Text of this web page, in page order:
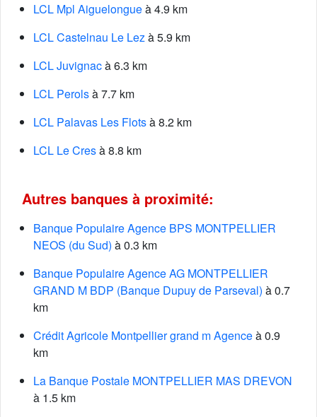
LCL Mpl Aiguelongueà 4.9 km
LCL Castelnau Le Lezà 5.9 km
LCL Juvignacà 6.3 km
LCL Perolsà 7.7 km
LCL Palavas Les Flotsà 8.2 km
LCL Le Cresà 8.8 km
Autres banques à proximité:
Banque Populaire Agence BPS MONTPELLIER
NEOS (du Sud) à 0.3 km
Banque Populaire Agence AG MONTPELLIER
GRAND M BDP (Banque Dupuy de Parseval) à 0.7
km
Crédit Agricole Montpellier grand m Agenceà 0.9
km
La Banque Postale MONTPELLIER MAS DREVON
à 1.5 km